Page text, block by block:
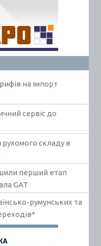
на імпорт
сервіс до
складу в
перший етап
GAT
румунських та